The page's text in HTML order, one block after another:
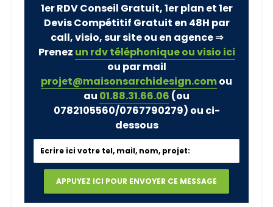
1er RDV Conseil Gratuit, 1er plan et 1er
Devis Compétitif Gratuit en 48H par
call, visio, sur site ou en agence ⇒
Prenez un rdv téléphonique ou visio ici
ou par mail
projet@maisonsarchidesign.comou
au 01.88.31.66.06 (ou
0782105560/0767790279) ou ci-
dessous